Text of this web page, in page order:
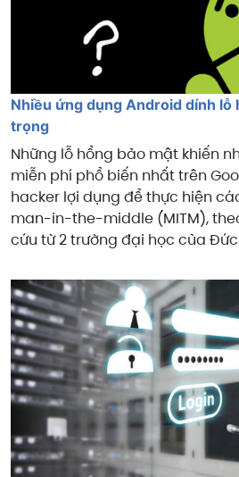
Nhiều ứng dụng Android dính lỗ
trọng
Những lỗ hổng bảo mật khiến
miễn phí phổ biến nhất trên
hacker lợi dụng để thực hiện
man-in-the-middle (MITM),
cứu từ 2 trường đại học của